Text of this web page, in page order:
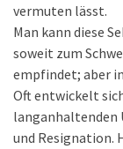
vermuten lässt.
Man kann diese
soweit zum
empfindet; aber
Oft entwickelt
langanhaltenden
und Resignation.